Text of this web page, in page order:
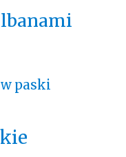
paski